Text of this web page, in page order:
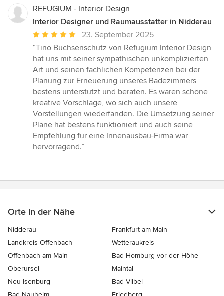
REFUGIUM - Interior Design
Interior Designer und Raumausstatter in Nidderau
Durchschnittliche
Bewertung:
5
von
5
Sternen
23. September 2025
“Tino Büchsenschütz von Refugium Interior Design
hat uns mit seiner sympathischen unkomplizierten
Art und seinen fachlichen Kompetenzen bei der
Planung zur Erneuerung unseres Badezimmers
bestens unterstützt und beraten. Es waren schöne
kreative Vorschläge, wo sich auch unsere
Vorstellungen wiederfanden. Die Umsetzung seiner
Pläne hat bestens funktioniert und auch seine
Empfehlung für eine Innenausbau-Firma war
hervorragend.”
Orte in der Nähe
Nidderau
Frankfurt am Main
Landkreis Offenbach
Wetteraukreis
Offenbach am Main
Bad Homburg vor der Höhe
Oberursel
Maintal
Neu-Isenburg
Bad Vilbel